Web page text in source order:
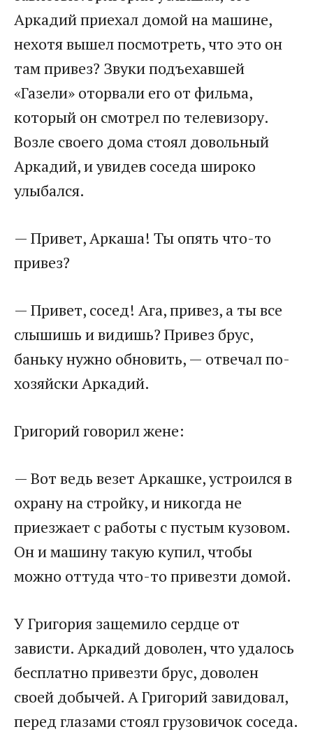
Аркадий приехал домой на машине,
нехотя вышел посмотреть, что это он
там привез? Звуки подъехавшей
«Газели» оторвали его от фильма,
который он смотрел по телевизору.
Возле своего дома стоял довольный
Аркадий, и увидев соседа широко
улыбался.
— Привет, Аркаша! Ты опять что-то
привез?
— Привет, сосед! Ага, привез, а ты все
слышишь и видишь? Привез брус,
баньку нужно обновить, — отвечал по-
хозяйски Аркадий.
Григорий говорил жене:
— Вот ведь везет Аркашке, устроился в
охрану на стройку, и никогда не
приезжает с работы с пустым кузовом.
Он и машину такую купил, чтобы
можно оттуда что-то привезти домой.
У Григория защемило сердце от
зависти. Аркадий доволен, что удалось
бесплатно привезти брус, доволен
своей добычей. А Григорий завидовал,
перед глазами стоял грузовичок соседа.